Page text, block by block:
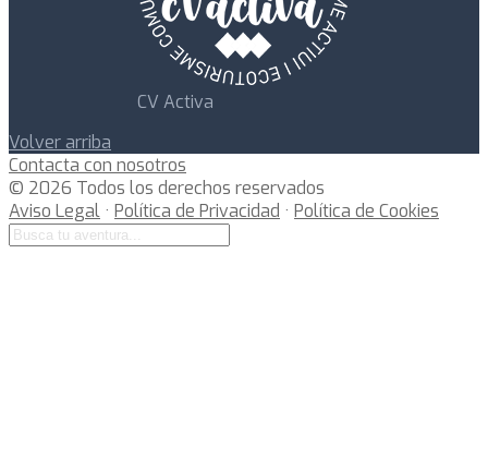
CV Activa
Volver arriba
Contacta con nosotros
© 2026 Todos los derechos reservados
Aviso Legal · Política de Privacidad · Política de Cookies